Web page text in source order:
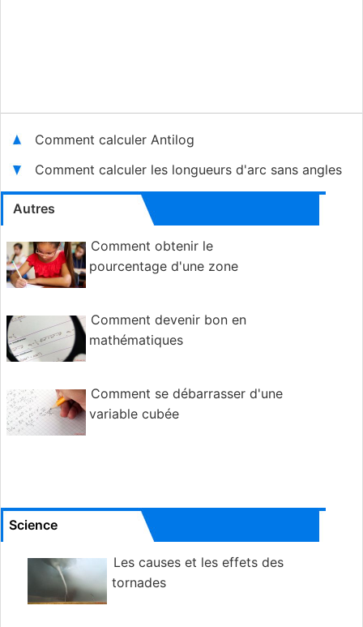
Comment calculer Antilog
Comment calculer les longueurs d'arc sans angles
Autres
Comment obtenir le
pourcentage d'une zone
Comment devenir bon en
mathématiques
Comment se débarrasser d'une
variable cubée
Science
Les causes et les effets des
tornades